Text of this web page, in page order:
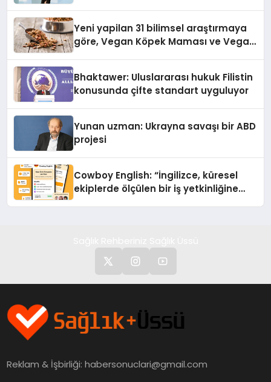
Yeni yapilan 31 bilimsel araştırmaya
göre, Vegan Köpek Maması ve Vegan
Bhaktawer: Uluslararası hukuk Filistin
konusunda çifte standart uyguluyor
Yunan uzman: Ukrayna savaşı bir ABD
projesi
Cowboy English: “İngilizce, küresel
ekiplerde ölçülen bir iş yetkinliğine
Reklam & İşbirliği:habersonuclari@gmail.com